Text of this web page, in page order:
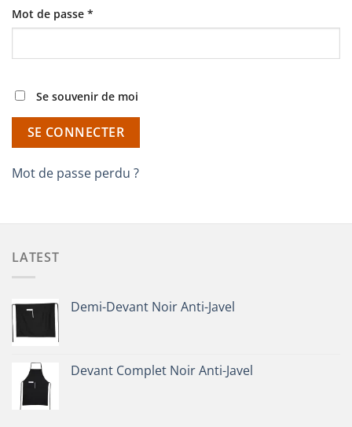
Mot de passe *
Se souvenir de moi
SE CONNECTER
Mot de passe perdu ?
LATEST
Demi-Devant Noir Anti-Javel
Devant Complet Noir Anti-Javel